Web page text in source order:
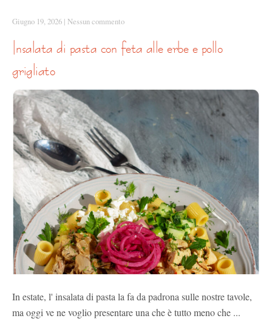
Giugno 19, 2026 | Nessun commento
grigliato
In estate, l' insalata di pasta la fa da padrona sulle nostre tavole,
ma oggi ve ne voglio presentare una che è tutto meno che ...